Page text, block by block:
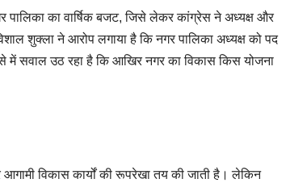
पालिका का वार्षिक बजट, जिसे लेकर कांग्रेस ने अध्यक्ष और
शुक्ला ने आरोप लगाया है कि नगर पालिका अध्यक्ष को पद
सवाल उठ रहा है कि आखिर नगर का विकास किस योजना
विकास कार्यों की रूपरेखा तय की जाती है। लेकिन